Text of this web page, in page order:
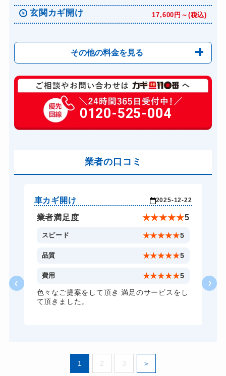
玄関カギ開け
17,600円～(税込)
その他の料金を見る
0120-525-004
業者の口コミ
車カギ開け 2025-12-22
業者満足度 ★★★★★5
スピード ★★★★★5
品質 ★★★★★5
費用 ★★★★★5
色々なご提案をして頂き 満足のサービスをし
て頂きました。
1 2 3